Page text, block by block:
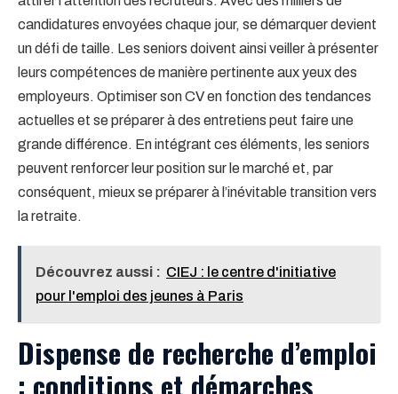
candidatures envoyées chaque jour, se démarquer devient
un défi de taille. Les seniors doivent ainsi veiller à présenter
leurs compétences de manière pertinente aux yeux des
employeurs. Optimiser son CV en fonction des tendances
actuelles et se préparer à des entretiens peut faire une
grande différence. En intégrant ces éléments, les seniors
peuvent renforcer leur position sur le marché et, par
conséquent, mieux se préparer à l’inévitable transition vers
la retraite.
Découvrez aussi : CIEJ : le centre d'initiative
pour l'emploi des jeunes à Paris
Dispense de recherche d’emploi
: conditions et démarches